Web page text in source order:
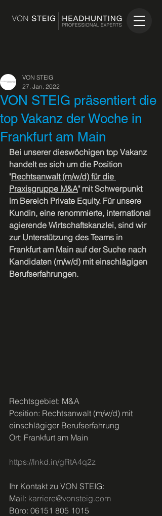
VON STEIG präsentiert die
top Vakanz der Woche in
Frankfurt am Main
VON STEIG
27. Jan. 2022
Bei unserer dieswöchigen top Vakanz
handelt es sich um die Position
"Rechtsanwalt (m/w/d) für die
Praxisgruppe M&A" mit Schwerpunkt
im Bereich Private Equity. Für unsere
Kundin, eine renommierte, international
agierende Wirtschaftskanzlei, sind wir
zur Unterstützung des Teams in
Frankfurt am Main auf der Suche nach
Kandidaten (m/w/d) mit einschlägigen
Berufserfahrungen.
Rechtsgebiet: M&A
Position: Rechtsanwalt (m/w/d) mit
einschlägiger Berufserfahrung
Ort: Frankfurt am Main
https://lnkd.in/gRtA4q2z
Ihr Kontakt zu VON STEIG:
Mail: karriere@vonsteig.com
Büro: 06151 805 1015